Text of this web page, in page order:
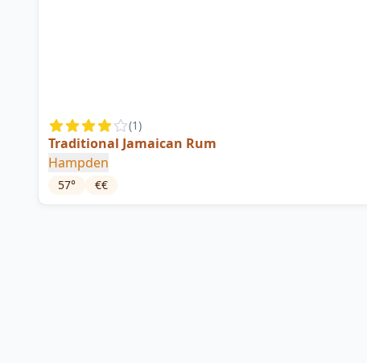
(1)
Traditional Jamaican Rum
Hampden
57° €€